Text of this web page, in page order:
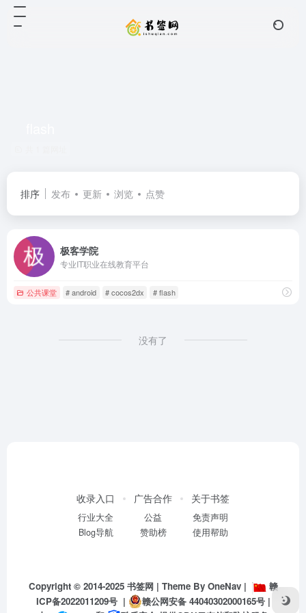
排序 发布 更新 浏览 点赞
极客学院
专业IT职业在线教育平台
公共课堂 # android # cocos2dx # flash
没有了
收录入口
行业大全
Blog导航
广告合作
公益
赞助榜
关于书签
免责声明
使用帮助
Copyright © 2014-2025 书签网 | Theme By OneNav|
赣
ICP备2022011209号| 赣公网安备 44040302000165号|